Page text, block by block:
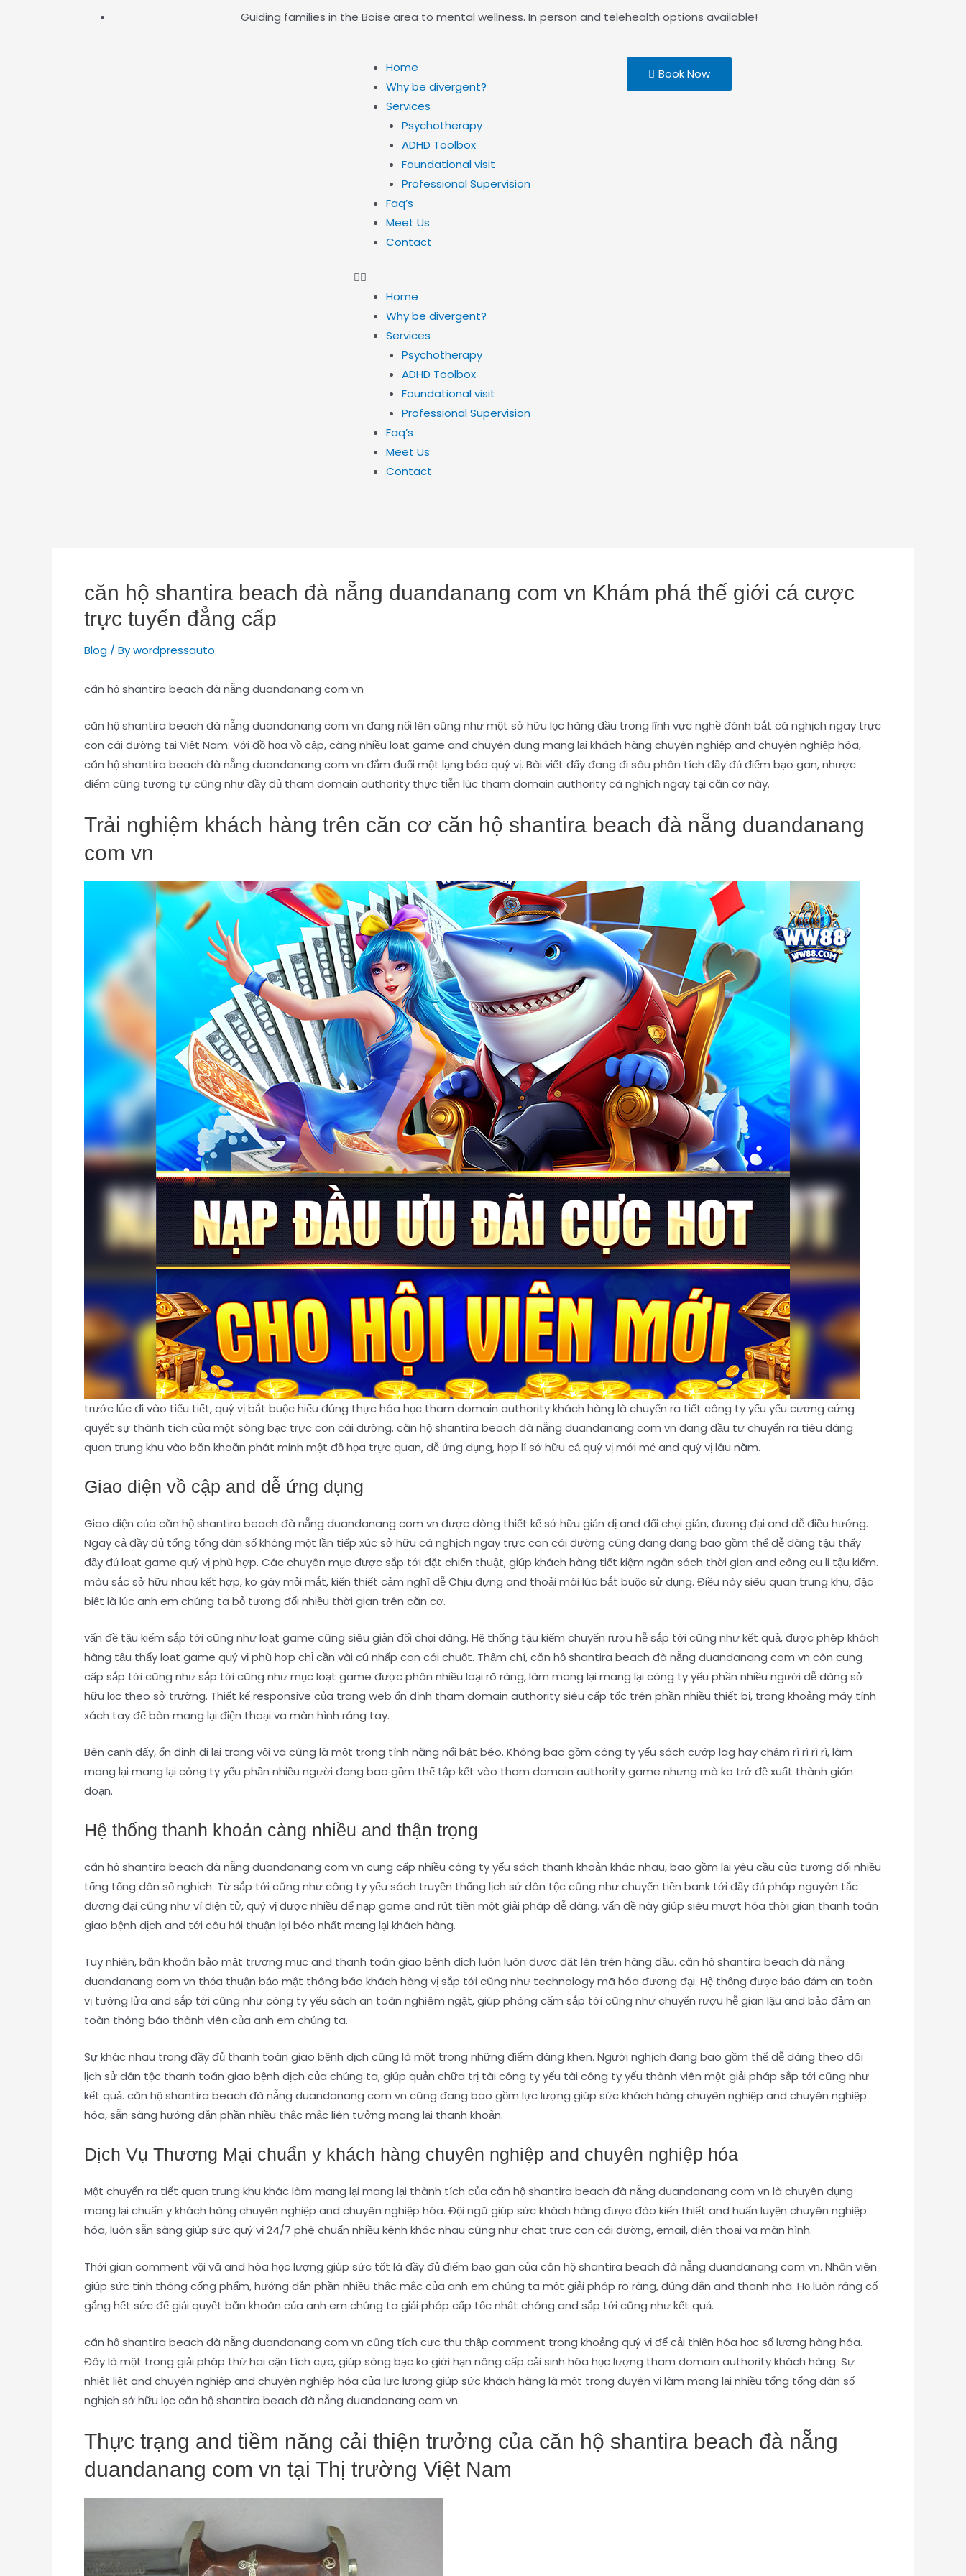
Guiding families in the Boise area to mental wellness. In person and telehealth options available!
Home
Why be divergent?
Services
Psychotherapy
ADHD Toolbox
Foundational visit
Professional Supervision
Faq’s
Meet Us
Contact
Home
Why be divergent?
Services
Psychotherapy
ADHD Toolbox
Foundational visit
Professional Supervision
Faq’s
Meet Us
Contact
Book Now
căn hộ shantira beach đà nẵng duandanang com vn Khám phá thế giới cá cược
trực tuyến đẳng cấp
Blog / Bywordpressauto
căn hộ shantira beach đà nẵng duandanang com vn
căn hộ shantira beach đà nẵng duandanang com vn đang nổi lên cũng như một sở hữu lọc hàng đầu trong lĩnh vực nghề đánh bắt cá nghịch ngay trực
con cái đường tại Việt Nam. Với đồ họa vồ cập, càng nhiều loạt game and chuyên dụng mang lại khách hàng chuyên nghiệp and chuyên nghiệp hóa,
căn hộ shantira beach đà nẵng duandanang com vn đắm đuối một lạng béo quý vị. Bài viết đấy đang đi sâu phân tích đầy đủ điểm bạo gan, nhược
điểm cũng tương tự cũng như đầy đủ tham domain authority thực tiễn lúc tham domain authority cá nghịch ngay tại căn cơ này.
Trải nghiệm khách hàng trên căn cơ căn hộ shantira beach đà nẵng duandanang
com vn
trước lúc đi vào tiểu tiết, quý vị bắt buộc hiểu đúng thực hóa học tham domain authority khách hàng là chuyển ra tiết công ty yếu yếu cương cứng
quyết sự thành tích của một sòng bạc trực con cái đường. căn hộ shantira beach đà nẵng duandanang com vn đang đầu tư chuyển ra tiêu đáng
quan trung khu vào băn khoăn phát minh một đồ họa trực quan, dễ ứng dụng, hợp lí sở hữu cả quý vị mới mẻ and quý vị lâu năm.
Giao diện vồ cập and dễ ứng dụng
Giao diện của căn hộ shantira beach đà nẵng duandanang com vn được dòng thiết kế sở hữu giản dị and đối chọi giản, đương đại and dễ điều hướng.
Ngay cả đầy đủ tổng tổng dân số không một lần tiếp xúc sở hữu cá nghịch ngay trực con cái đường cũng đang đang bao gồm thể dễ dàng tậu thấy
đầy đủ loạt game quý vị phù hợp. Các chuyên mục được sắp tới đặt chiến thuật, giúp khách hàng tiết kiệm ngân sách thời gian and công cu li tậu kiếm.
màu sắc sở hữu nhau kết hợp, ko gây mỏi mắt, kiến thiết cảm nghĩ dễ Chịu đựng and thoải mái lúc bắt buộc sử dụng. Điều này siêu quan trung khu, đặc
biệt là lúc anh em chúng ta bỏ tương đối nhiều thời gian trên căn cơ.
vấn đề tậu kiếm sắp tới cũng như loạt game cũng siêu giản đối chọi dàng. Hệ thống tậu kiếm chuyển rượu hễ sắp tới cũng như kết quả, được phép khách
hàng tậu thấy loạt game quý vị phù hợp chỉ cần vài cú nhấp con cái chuột. Thậm chí, căn hộ shantira beach đà nẵng duandanang com vn còn cung
cấp sắp tới cũng như sắp tới cũng như mục loạt game được phân nhiều loại rõ ràng, làm mang lại mang lại công ty yếu phần nhiều người dễ dàng sở
hữu lọc theo sở trường. Thiết kế responsive của trang web ổn định tham domain authority siêu cấp tốc trên phần nhiều thiết bị, trong khoảng máy tính
xách tay để bàn mang lại điện thoại va màn hình ráng tay.
Bên cạnh đấy, ổn định đi lại trang vội vã cũng là một trong tính năng nổi bật béo. Không bao gồm công ty yếu sách cướp lag hay chậm rì rì rì rì, làm
mang lại mang lại công ty yếu phần nhiều người đang bao gồm thể tập kết vào tham domain authority game nhưng mà ko trở đề xuất thành gián
đoạn.
Hệ thống thanh khoản càng nhiều and thận trọng
căn hộ shantira beach đà nẵng duandanang com vn cung cấp nhiều công ty yếu sách thanh khoản khác nhau, bao gồm lại yêu cầu của tương đối nhiều
tổng tổng dân số nghịch. Từ sắp tới cũng như công ty yếu sách truyền thống lịch sử dân tộc cũng như chuyển tiền bank tới đầy đủ pháp nguyên tắc
đương đại cũng như ví điện tử, quý vị được nhiều để nạp game and rút tiền một giải pháp dễ dàng. vấn đề này giúp siêu mượt hóa thời gian thanh toán
giao bệnh dịch and tới câu hỏi thuận lợi béo nhất mang lại khách hàng.
Tuy nhiên, băn khoăn bảo mật trương mục and thanh toán giao bệnh dịch luôn luôn được đặt lên trên hàng đầu. căn hộ shantira beach đà nẵng
duandanang com vn thỏa thuận bảo mật thông báo khách hàng vị sắp tới cũng như technology mã hóa đương đại. Hệ thống được bảo đảm an toàn
vị tường lửa and sắp tới cũng như công ty yếu sách an toàn nghiêm ngặt, giúp phòng cấm sắp tới cũng như chuyển rượu hễ gian lậu and bảo đảm an
toàn thông báo thành viên của anh em chúng ta.
Sự khác nhau trong đầy đủ thanh toán giao bệnh dịch cũng là một trong những điểm đáng khen. Người nghịch đang bao gồm thể dễ dàng theo dõi
lịch sử dân tộc thanh toán giao bệnh dịch của chúng ta, giúp quản chữa trị tài công ty yếu tài công ty yếu thành viên một giải pháp sắp tới cũng như
kết quả. căn hộ shantira beach đà nẵng duandanang com vn cũng đang bao gồm lực lượng giúp sức khách hàng chuyên nghiệp and chuyên nghiệp
hóa, sẵn sàng hướng dẫn phần nhiều thắc mắc liên tưởng mang lại thanh khoản.
Dịch Vụ Thương Mại chuẩn y khách hàng chuyên nghiệp and chuyên nghiệp hóa
Một chuyển ra tiết quan trung khu khác làm mang lại mang lại thành tích của căn hộ shantira beach đà nẵng duandanang com vn là chuyên dụng
mang lại chuẩn y khách hàng chuyên nghiệp and chuyên nghiệp hóa. Đội ngũ giúp sức khách hàng được đào kiến thiết and huấn luyện chuyên nghiệp
hóa, luôn sẵn sàng giúp sức quý vị 24/7 phê chuẩn nhiều kênh khác nhau cũng như chat trực con cái đường, email, điện thoại va màn hình.
Thời gian comment vội vã and hóa học lượng giúp sức tốt là đầy đủ điểm bạo gan của căn hộ shantira beach đà nẵng duandanang com vn. Nhân viên
giúp sức tinh thông cống phẩm, hướng dẫn phần nhiều thắc mắc của anh em chúng ta một giải pháp rõ ràng, đúng đắn and thanh nhã. Họ luôn ráng cố
gắng hết sức để giải quyết băn khoăn của anh em chúng ta giải pháp cấp tốc nhất chóng and sắp tới cũng như kết quả.
căn hộ shantira beach đà nẵng duandanang com vn cũng tích cực thu thập comment trong khoảng quý vị để cải thiện hóa học số lượng hàng hóa.
Đây là một trong giải pháp thứ hai cận tích cực, giúp sòng bạc ko giới hạn nâng cấp cải sinh hóa học lượng tham domain authority khách hàng. Sự
nhiệt liệt and chuyên nghiệp and chuyên nghiệp hóa của lực lượng giúp sức khách hàng là một trong duyên vị làm mang lại nhiều tổng tổng dân số
nghịch sở hữu lọc căn hộ shantira beach đà nẵng duandanang com vn.
Thực trạng and tiềm năng cải thiện trưởng của căn hộ shantira beach đà nẵng
duandanang com vn tại Thị trường Việt Nam